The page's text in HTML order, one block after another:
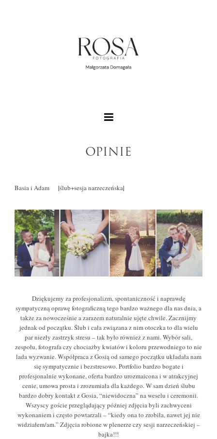
OPINIE
Basia i Adam |ślub+sesja narzeczeńska|
Dziękujemy za profesjonalizm, spontaniczność i naprawdę
sympatyczną oprawę fotograficzną tego bardzo ważnego dla nas dnia, a
także za nowocześnie a zarazem naturalnie ujęte chwile. Zacznijmy
jednak od początku. Ślub i cała związana z nim otoczka to dla wielu
par niezły zastrzyk stresu – tak było również z nami. Wybór sali,
zespołu, fotografa czy chociażby kwiatów i koloru przewodniego to nie
lada wyzwanie. Współpraca z Gosią od samego początku układała nam
się sympatycznie i bezstresowo. Portfolio bardzo bogate i
profesjonalnie wykonane, oferta bardzo urozmaicona i w atrakcyjnej
cenie, umowa prosta i zrozumiała dla każdego. W sam dzień ślubu
bardzo dobry kontakt z Gosia, “niewidoczna” na weselu i ceremonii.
Wszyscy goście przeglądający później zdjęcia byli zachwyceni
wykonaniem i często powtarzali – “kiedy ona to zrobiła, nawet jej nie
widziałem/am.” Zdjęcia robione w plenerze czy sesji narzeczeńskiej –
bajka!!!